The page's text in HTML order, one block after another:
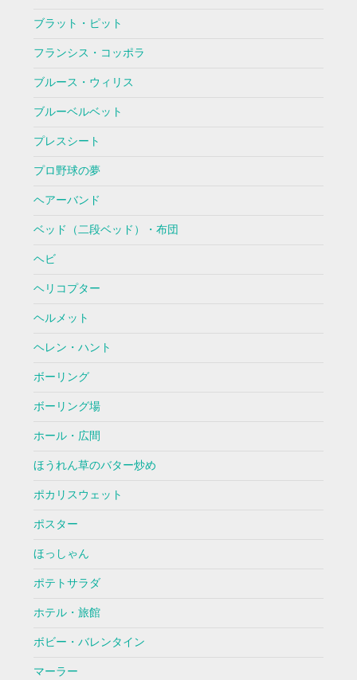
ブラット・ピット
フランシス・コッポラ
ブルース・ウィリス
ブルーベルベット
プレスシート
プロ野球の夢
ヘアーバンド
ベッド（二段ベッド）・布団
ヘビ
ヘリコプター
ヘルメット
ヘレン・ハント
ボーリング
ボーリング場
ホール・広間
ほうれん草のバター炒め
ポカリスウェット
ポスター
ほっしゃん
ポテトサラダ
ホテル・旅館
ボビー・バレンタイン
マーラー